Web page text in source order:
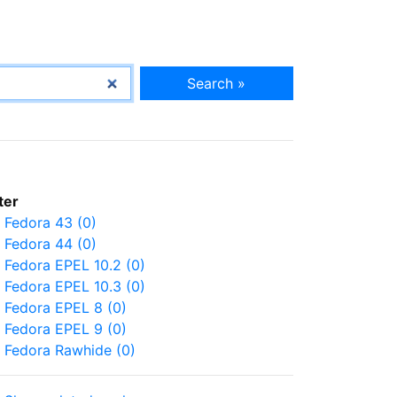
Search »
Fedora 43 (0)
Fedora 44 (0)
Fedora EPEL 10.2 (0)
Fedora EPEL 10.3 (0)
Fedora EPEL 8 (0)
Fedora EPEL 9 (0)
Fedora Rawhide (0)